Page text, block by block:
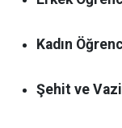
Kadın
Şehit ve